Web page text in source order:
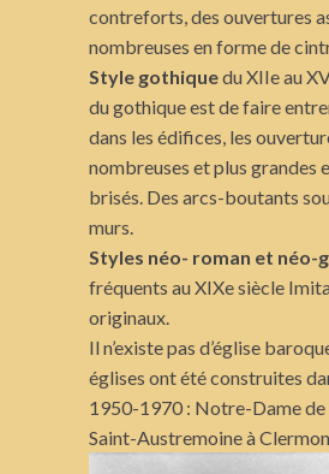
contreforts, des ouvertures
nombreuses en forme de
Style gothiquedu XIIe au
du gothique est de faire
dans les édifices, les
nombreuses et plus grandes
brisés. Des arcs-boutants
murs.
Styles néo- roman et néo-
fréquents au XIXe siècle
originaux.
Il n’existe pas d’église
églises ont été construites
1950-1970 : Notre-Dame de
Saint-Austremoine à